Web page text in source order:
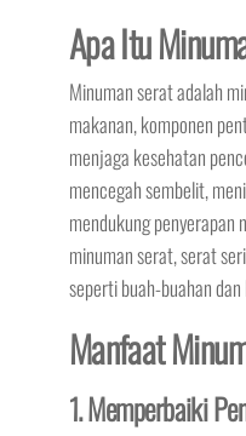
Apa Itu
Minuman serat adalah
makanan, komponen
menjaga kesehatan
mencegah sembelit,
mendukung penyerapan
minuman serat, serat
seperti buah-buahan
Manfaat
1. Memperbaiki